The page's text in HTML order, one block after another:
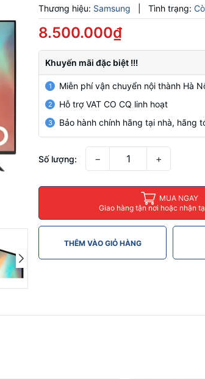
Thương hiệu: Samsung Tình trạng:
8.500.000₫
Khuyến mãi đặc biệt !!!
1 Miễn phí vận chuyển nội thành Hà
2 Hỗ trợ VAT CO CQ linh hoạt
3 Bảo hành chính hãng tại nhà, hãng
Số lượng: − +
MUA NGAY
Giao hàng tận nơi hoặc nhận
THÊM VÀO GIỎ HÀNG